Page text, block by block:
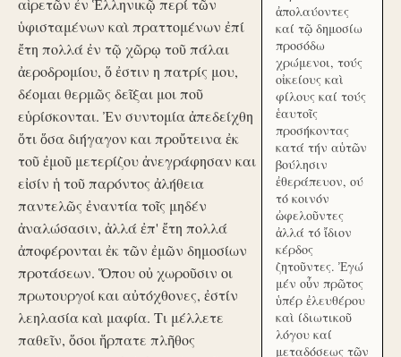
αἱρετῶν ἐν Ἑλληνικῷ περί τῶν
ὑφισταμένων καὶ πραττομένων ἐπί
ἔτη πολλά ἐν τῷ χῶρῳ τοῦ πάλαι
ἀεροδρομίου, ὅ ἐστιν η πατρίς μου,
δέομαι θερμῶς δεῖξαι μοι ποῦ
εὑρίσκονται. Ἐν συντομία ἀπεδείχθη
ὅτι ὅσα διήγαγον και προὔτεινα ἐκ
τοῦ ἐμοῦ μετερίζου ἀνεγράφησαν και
εἰσίν ἡ τοῦ παρόντος ἀλήθεια
παντελῶς ἐναντία τοῖς μηδέν
ἀναλώσασιν, ἀλλά ἐπ' ἔτη πολλά
ἀποφέρονται ἐκ τῶν ἐμῶν δημοσίων
προτάσεων. Ὅπου οὐ χωροῦσιν οι
πρωτουργοί και αὐτόχθονες, ἐστίν
λεηλασία καὶ μαφία. Τι μέλλετε
παθεῖν, ὅσοι ἥρπατε πλῆθος
ἀπολαύοντες
καί τῷ δημοσίω
προσόδω
χρώμενοι, τούς
οἰκείους καὶ
φίλους καί τούς
ἑαυτοῖς
προσήκοντας
κατά τήν αὑτῶν
βούλησιν
ἐθεράπευον, ού
τό κοινόν
ὠφελοῦντες
ἀλλά τό ἴδιον
κέρδος
ζητοῦντες. Ἐγώ
μέν οὖν πρῶτος
ὑπέρ ἐλευθέρου
καὶ ίδιωτικοῦ
λόγου καί
μεταδόσεως τῶν